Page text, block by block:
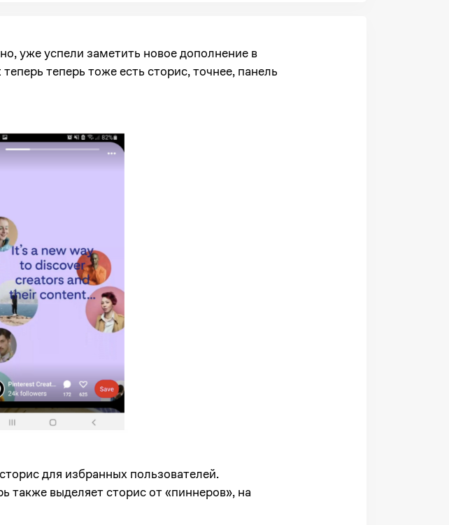
уже успели заметить новое дополнение в
теперь тоже есть сторис, точнее, панель
для избранных пользователей.
также выделяет сторис от «пиннеров», на